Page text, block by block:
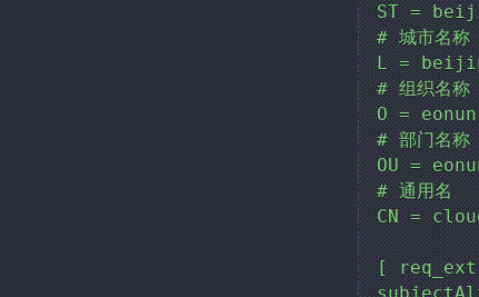
ST =
# 城市名称
L =
# 组织名称
O =
# 部门名称
OU =
# 通用名
CN =
[